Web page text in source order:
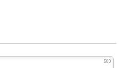
500